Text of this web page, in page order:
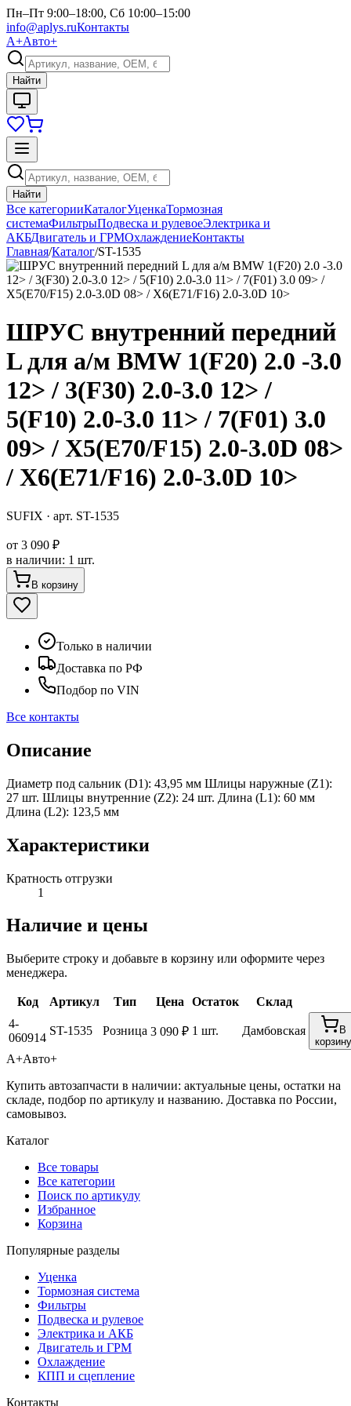
Пн–Пт 9:00–18:00, Сб 10:00–15:00
info@aplys.ruКонтакты
А+Авто+
Найти
Найти
Все категорииКаталогУценкаТормозная
системаФильтрыПодвеска и рулевоеЭлектрика и
АКБДвигатель и ГРМОхлаждениеКонтакты
Главная/Каталог/ST-1535
ШРУС внутренний передний
L для а/м BMW 1(F20) 2.0 -3.0
12> / 3(F30) 2.0-3.0 12> /
5(F10) 2.0-3.0 11> / 7(F01) 3.0
09> / X5(E70/F15) 2.0-3.0D 08>
/ X6(E71/F16) 2.0-3.0D 10>
SUFIX · арт. ST-1535
от 3 090 ₽
в наличии: 1 шт.
В корзину
Только в наличии
Доставка по РФ
Подбор по VIN
Все контакты
Описание
Диаметр под сальник (D1): 43,95 мм Шлицы наружные (Z1):
27 шт. Шлицы внутренние (Z2): 24 шт. Длина (L1): 60 мм
Длина (L2): 123,5 мм
Характеристики
Кратность отгрузки
1
Наличие и цены
Выберите строку и добавьте в корзину или оформите через
менеджера.
Код Артикул Тип Цена Остаток
Склад
4-
060914
ST-1535 Розница 3 090 ₽ 1 шт. Дамбовская
В
корзину
А+Авто+
Купить автозапчасти в наличии: актуальные цены, остатки на
складе, подбор по артикулу и названию. Доставка по России,
самовывоз.
Каталог
Все товары
Все категории
Поиск по артикулу
Избранное
Корзина
Популярные разделы
Уценка
Тормозная система
Фильтры
Подвеска и рулевое
Электрика и АКБ
Двигатель и ГРМ
Охлаждение
КПП и сцепление
Контакты